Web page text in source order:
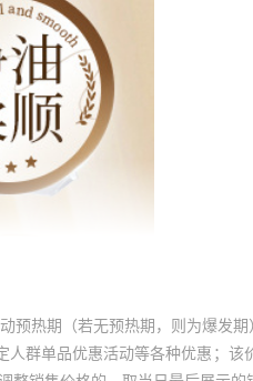
预热期（若无预热期，则为爆发
群单品优惠活动等各种优惠；该